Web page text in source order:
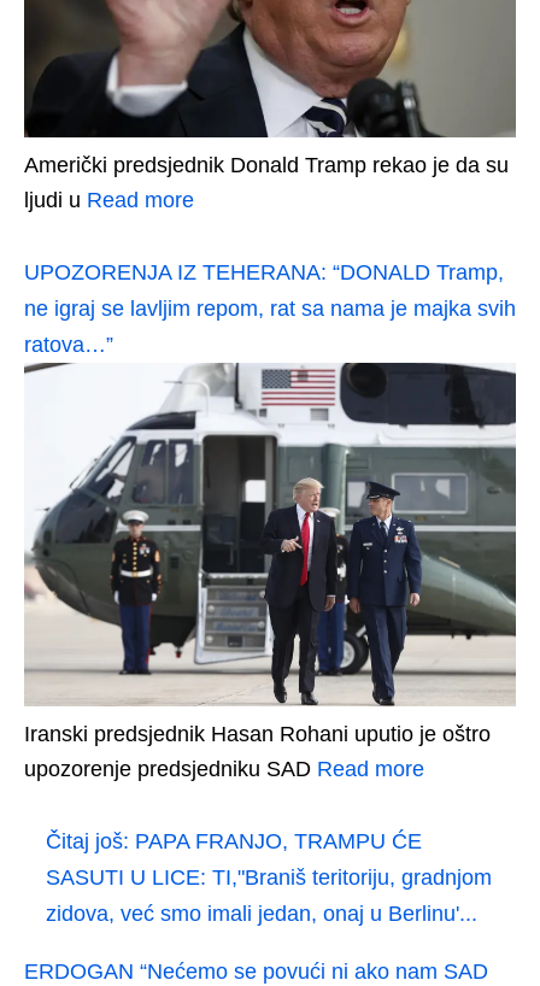
Američki predsjednik Donald Tramp rekao je da su
ljudi u Read more
UPOZORENJA IZ TEHERANA: “DONALD Tramp,
ne igraj se lavljim repom, rat sa nama je majka svih
ratova…”
Iranski predsjednik Hasan Rohani uputio je oštro
upozorenje predsjedniku SAD Read more
Čitaj još: PAPA FRANJO, TRAMPU ĆE
SASUTI U LICE: TI,"Braniš teritoriju, gradnjom
zidova, već smo imali jedan, onaj u Berlinu'...
ERDOGAN “Nećemo se povući ni ako nam SAD